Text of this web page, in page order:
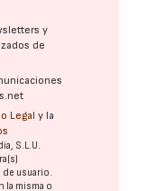
y
de
Legal y la
S.L.U.
usuario.
la misma o